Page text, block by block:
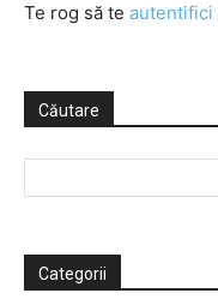
Te rog să te autentifici
Căutare
Categorii